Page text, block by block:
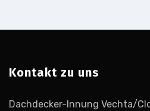
Kontakt zu uns
Dachdecker-Innung Vechta/